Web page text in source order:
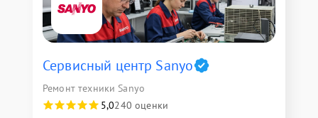
Сервисный центр Sanyo
Ремонт техники Sanyo
5,0240 оценки